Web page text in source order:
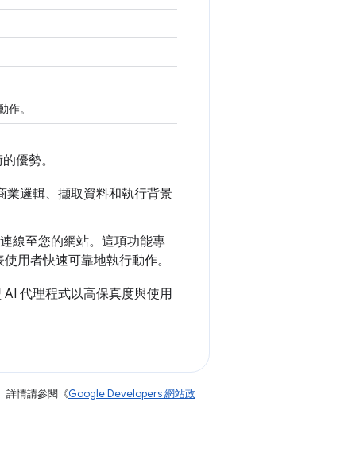
作。
優勢。
業邏輯、擷取資料和執行背景
線至您的網站。這項功能專
用者快速可靠地執行動作。
代理程式以高保真度與使用
詳情請參閱《Google Developers 網站政